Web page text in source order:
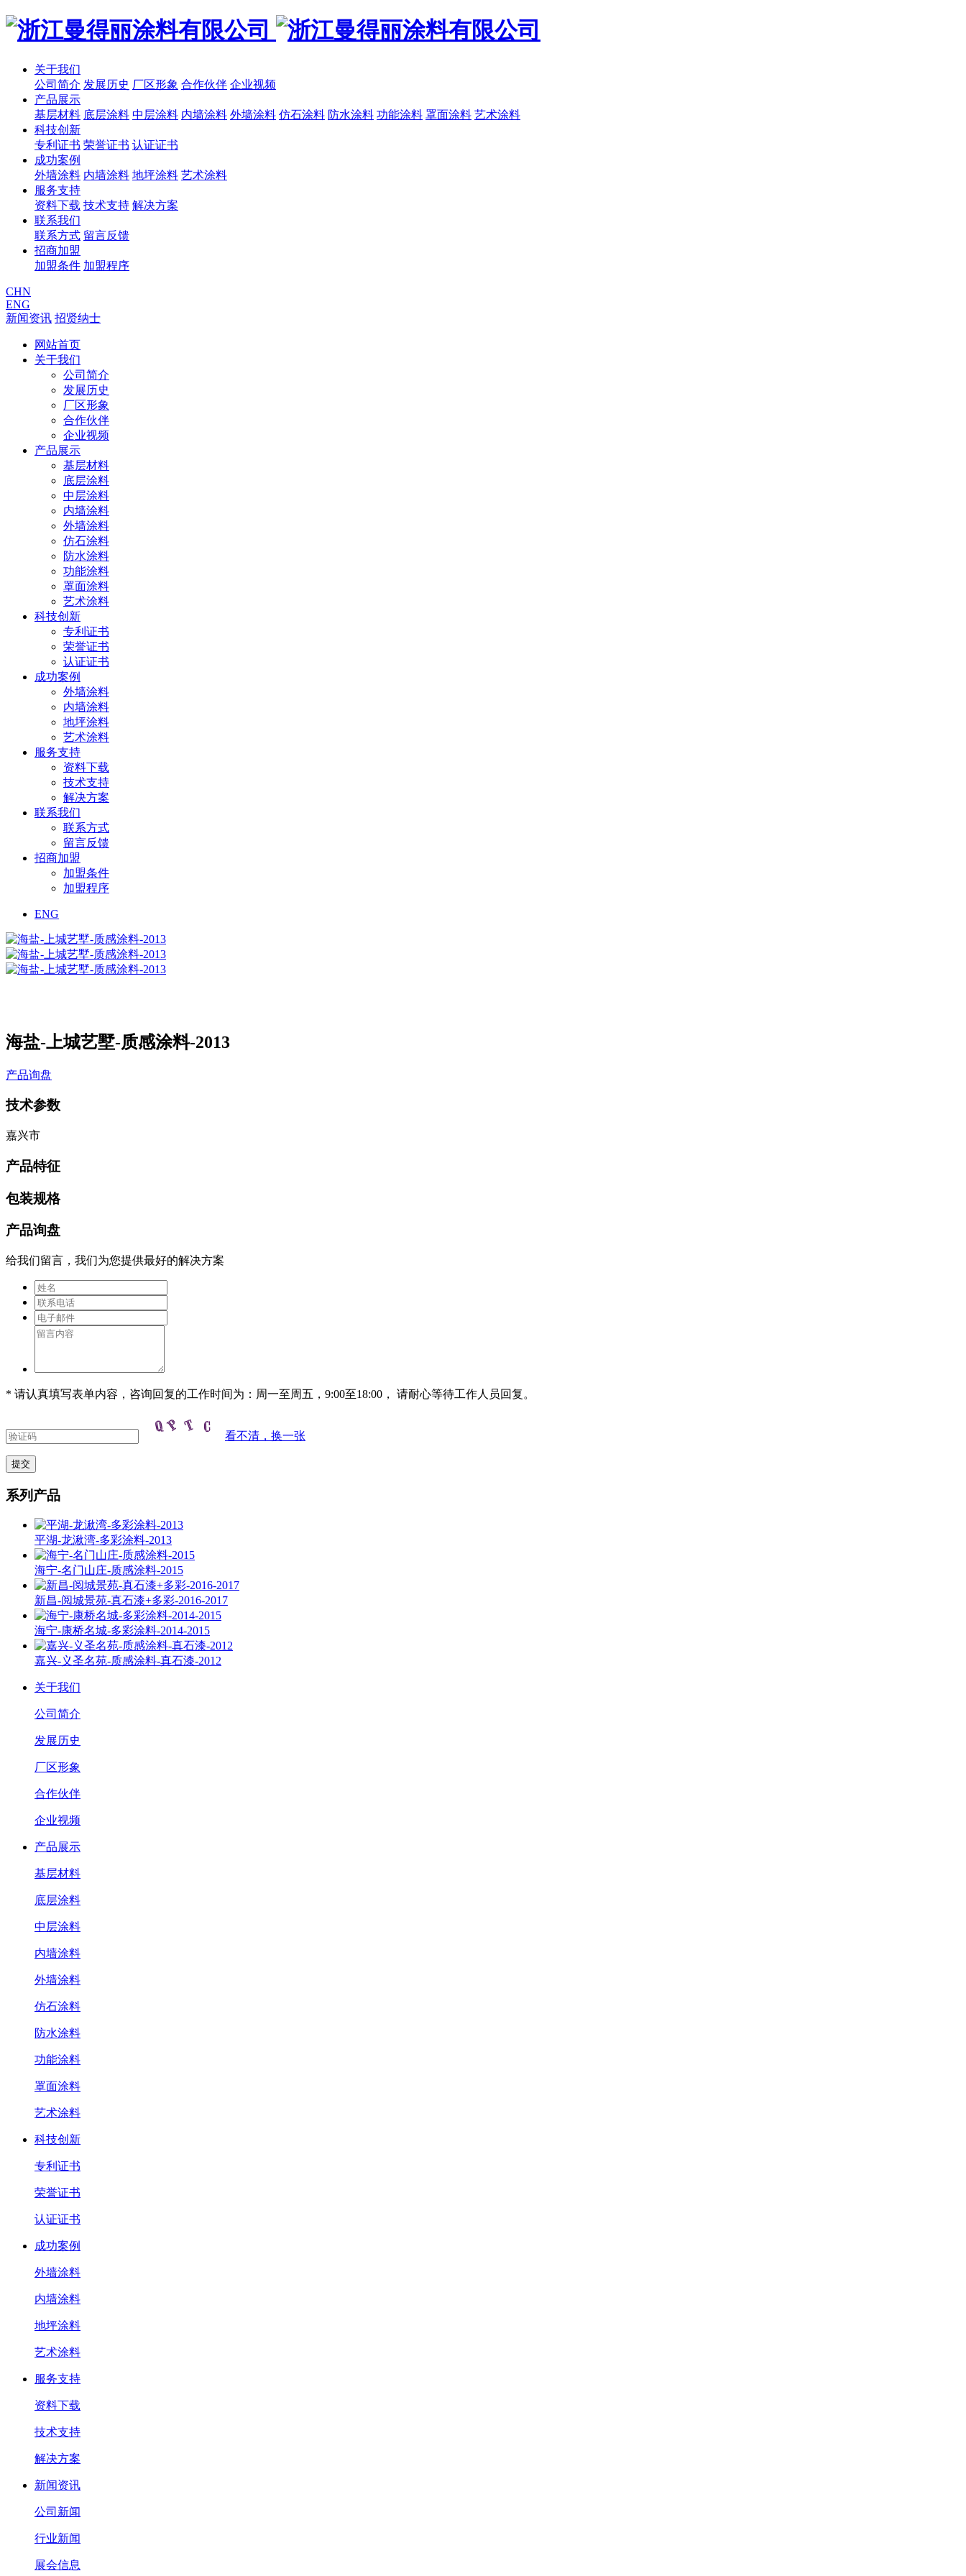
关于我们
公司简介 发展历史 厂区形象 合作伙伴 企业视频
产品展示
基层材料 底层涂料 中层涂料 内墙涂料 外墙涂料 仿石涂料 防水涂料 功能涂料 罩面涂料 艺术涂料
科技创新
专利证书 荣誉证书 认证证书
成功案例
外墙涂料 内墙涂料 地坪涂料 艺术涂料
服务支持
资料下载 技术支持 解决方案
联系我们
联系方式 留言反馈
招商加盟
加盟条件 加盟程序
CHN
ENG
新闻资讯 招贤纳士
网站首页
关于我们
公司简介
发展历史
厂区形象
合作伙伴
企业视频
产品展示
基层材料
底层涂料
中层涂料
内墙涂料
外墙涂料
仿石涂料
防水涂料
功能涂料
罩面涂料
艺术涂料
科技创新
专利证书
荣誉证书
认证证书
成功案例
外墙涂料
内墙涂料
地坪涂料
艺术涂料
服务支持
资料下载
技术支持
解决方案
联系我们
联系方式
留言反馈
招商加盟
加盟条件
加盟程序
ENG
海盐-上城艺墅-质感涂料-2013
产品询盘
技术参数
嘉兴市
产品特征
包装规格
产品询盘
给我们留言，我们为您提供最好的解决方案
* 请认真填写表单内容，咨询回复的工作时间为：周一至周五，9:00至18:00， 请耐心等待工作人员回复。
看不清，换一张
系列产品
平湖-龙湫湾-多彩涂料-2013
海宁-名门山庄-质感涂料-2015
新昌-阅城景苑-真石漆+多彩-2016-2017
海宁-康桥名城-多彩涂料-2014-2015
嘉兴-义圣名苑-质感涂料-真石漆-2012
关于我们
公司简介
发展历史
厂区形象
合作伙伴
企业视频
产品展示
基层材料
底层涂料
中层涂料
内墙涂料
外墙涂料
仿石涂料
防水涂料
功能涂料
罩面涂料
艺术涂料
科技创新
专利证书
荣誉证书
认证证书
成功案例
外墙涂料
内墙涂料
地坪涂料
艺术涂料
服务支持
资料下载
技术支持
解决方案
新闻资讯
公司新闻
行业新闻
展会信息